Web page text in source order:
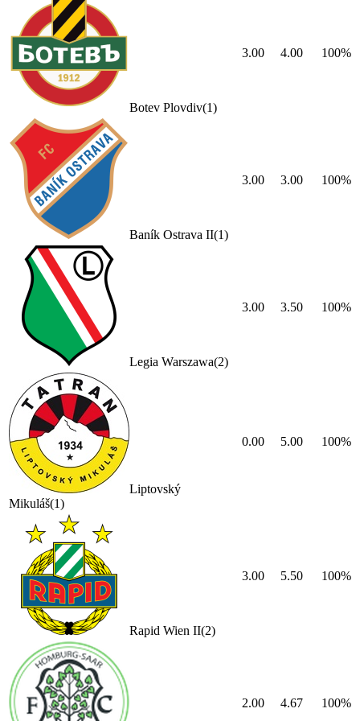
Botev Plovdiv(1)
3.00 4.00 100%
Baník Ostrava II(1)
3.00 3.00 100%
Legia Warszawa(2)
3.00 3.50 100%
Liptovský
Mikuláš(1)
0.00 5.00 100%
Rapid Wien II(2)
3.00 5.50 100%
2.00 4.67 100%